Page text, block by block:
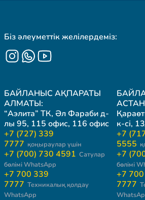
Біз әлеуметтік желілердеміз:
БАЙЛАНЫС АҚПАРАТЫ
АЛМАТЫ:
“Аэлита” ТК, Әл Фараби д-
лы 95, 115 офис, 116 офис
+7 (727) 339
7777 қоңыраулар үшін
+7 (700) 730 4591 Сатулар
бөлімі WhatsApp
+7 700 339
7777 Техникалық қолдау
WhatsApp
к-сі,
+7
5555
+7
бөлімі
+7
7777